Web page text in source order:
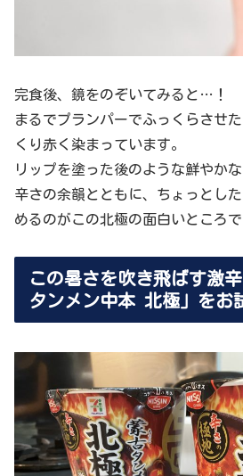
完食後、鏡をのぞいてみると…！
まるでプランパーでふっくらさせ
くり赤く染まっています。
リップを塗った後のような鮮やかな
辛さの余韻とともに、ちょっとし
めるのがこの北極の面白いところで
この暑さを吹き飛ばす激
タンメン中本 北極」をお